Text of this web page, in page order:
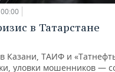
в Татарстане
Казани, ТАИФ и
уловки мошенников —